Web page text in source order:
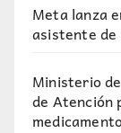
Meta lanza
asistente
Ministerio
de Atención